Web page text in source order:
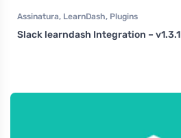
Assinatura, LearnDash, Plugins
Slack learndash Integration – v1.3.1